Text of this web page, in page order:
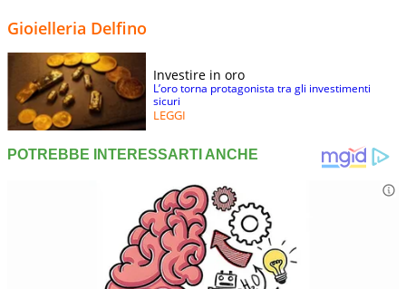
Gioielleria Delfino
Investire in oro
L’oro torna protagonista tra gli investimenti
sicuri
LEGGI